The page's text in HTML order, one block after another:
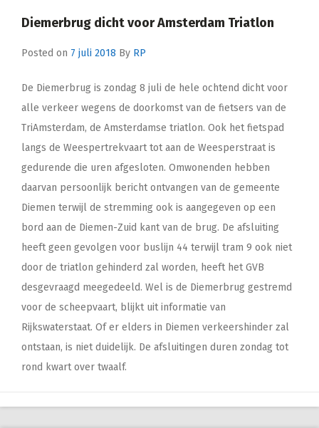
Diemerbrug dicht voor Amsterdam Triatlon
Posted on 7 juli 2018 By RP
De Diemerbrug is zondag 8 juli de hele ochtend dicht voor
alle verkeer wegens de doorkomst van de fietsers van de
TriAmsterdam, de Amsterdamse triatlon. Ook het fietspad
langs de Weespertrekvaart tot aan de Weesperstraat is
gedurende die uren afgesloten. Omwonenden hebben
daarvan persoonlijk bericht ontvangen van de gemeente
Diemen terwijl de stremming ook is aangegeven op een
bord aan de Diemen-Zuid kant van de brug. De afsluiting
heeft geen gevolgen voor buslijn 44 terwijl tram 9 ook niet
door de triatlon gehinderd zal worden, heeft het GVB
desgevraagd meegedeeld. Wel is de Diemerbrug gestremd
voor de scheepvaart, blijkt uit informatie van
Rijkswaterstaat. Of er elders in Diemen verkeershinder zal
ontstaan, is niet duidelijk. De afsluitingen duren zondag tot
rond kwart over twaalf.